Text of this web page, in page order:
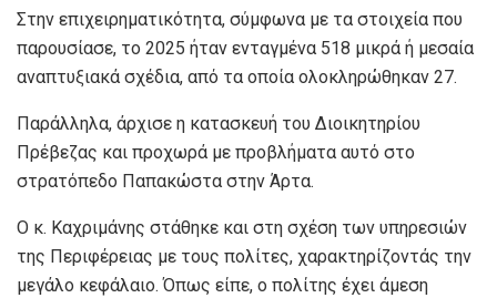
Στην επιχειρηματικότητα, σύμφωνα με τα στοιχεία που
παρουσίασε, το 2025 ήταν ενταγμένα 518 μικρά ή μεσαία
αναπτυξιακά σχέδια, από τα οποία ολοκληρώθηκαν 27.
Παράλληλα, άρχισε η κατασκευή του Διοικητηρίου
Πρέβεζας και προχωρά με προβλήματα αυτό στο
στρατόπεδο Παπακώστα στην Άρτα.
Ο κ. Καχριμάνης στάθηκε και στη σχέση των υπηρεσιών
της Περιφέρειας με τους πολίτες, χαρακτηρίζοντάς την
μεγάλο κεφάλαιο. Όπως είπε, ο πολίτης έχει άμεση